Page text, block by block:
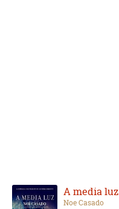
A media luz
Noe Casado